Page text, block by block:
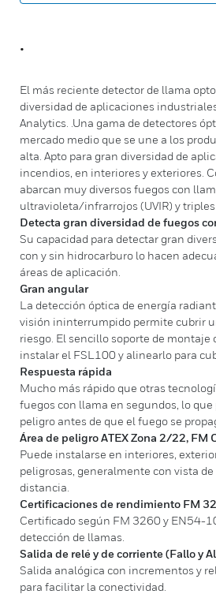
.
El más reciente detector de llama
diversidad de aplicaciones
Analytics. .Una gama de detectores
mercado medio que se une a los
alta. Apto para gran diversidad de
incendios, en interiores y exteriores.
abarcan muy diversos fuegos con
ultravioleta/infrarrojos (UVIR) y triples
Detecta gran diversidad de fuegos
Su capacidad para detectar gran
con y sin hidrocarburo lo hacen
áreas de aplicación.
Gran angular
La detección óptica de energía
visión ininterrumpido permite cubrir
riesgo. El sencillo soporte de montaje
instalar el FSL100 y alinearlo para
Respuesta rápida
Mucho más rápido que otras
fuegos con llama en segundos, lo
peligro antes de que el fuego se
Área de peligro ATEX Zona 2/22, FM
Puede instalarse en interiores,
peligrosas, generalmente con vista de
distancia.
Certificaciones de rendimiento FM
Certificado según FM 3260 y EN54-
detección de llamas.
Salida de relé y de corriente (Fallo y
Salida analógica con incrementos y
para facilitar la conectividad.